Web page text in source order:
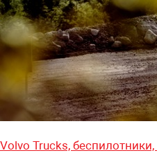
Volvo Trucks, беспилотники,